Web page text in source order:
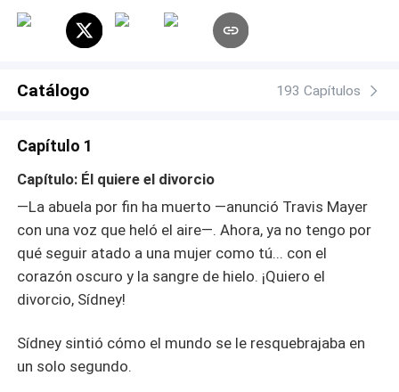
padece una disfunción eréctil que le impide estar con otra
mujer desde hace tres años, pero eso cambia cuando su
reaparece, y se ve arrastrado a una última noche juntos.
siente, intenta seguir adelante con el divorcio. Pero la
pasión ha sido encendida de nuevo, y con ella, los
sentimientos que juró no tener. ¿Puede el rencor
resistirse al poder del amor verdadero? ¿Podrá Travis
seguir negando que la única mujer capaz de despertar su
cuerpo… también es la única que juró odiar? Entre
traiciones, secretos familiares y una carrera contrarreloj
para salvar una vida inocente, Sídney y Travis tendrán
intente.
Catálogo 193 Capítulos
Capítulo 1
Capítulo: Él quiere el divorcio
—La abuela por fin ha muerto —anunció Travis Mayer
con una voz que heló el aire—. Ahora, ya no tengo por
qué seguir atado a una mujer como tú... con el
corazón oscuro y la sangre de hielo. ¡Quiero el
divorcio, Sídney!
Sídney sintió cómo el mundo se le resquebrajaba en
un solo segundo.